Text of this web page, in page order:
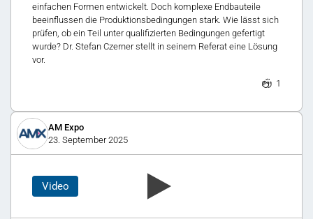
einfachen Formen entwickelt. Doch komplexe Endbauteile
beeinflussen die Produktionsbedingungen stark. Wie lässt sich
prüfen, ob ein Teil unter qualifizierten Bedingungen gefertigt
wurde? Dr. Stefan Czerner stellt in seinem Referat eine Lösung
vor.
1
AM Expo
23. September 2025
Video